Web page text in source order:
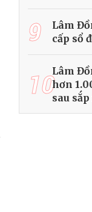
9
Lâm
cấp sổ
10Lâm
hơn
sau